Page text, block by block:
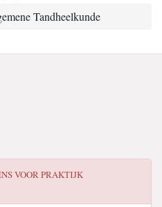
Tandheelkunde
VOORPRAKTIJK